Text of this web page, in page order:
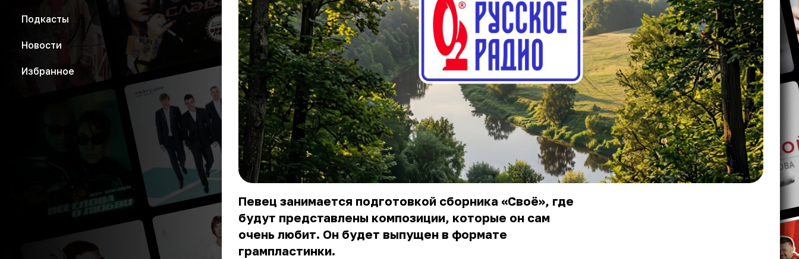
Подкасты
Новости
Избранное
Певец занимается подготовкой сборника «Своё», где
будут представлены композиции, которые он сам
очень любит. Он будет выпущен в формате
грампластинки.